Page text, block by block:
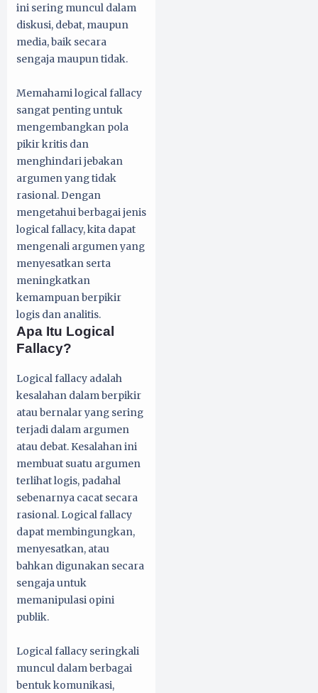
ini sering muncul dalam
diskusi, debat, maupun
media, baik secara
sengaja maupun tidak.
Memahami logical fallacy
sangat penting untuk
mengembangkan pola
pikir kritis dan
menghindari jebakan
argumen yang tidak
rasional. Dengan
mengetahui berbagai jenis
logical fallacy, kita dapat
mengenali argumen yang
menyesatkan serta
meningkatkan
kemampuan berpikir
logis dan analitis.
Apa Itu Logical
Fallacy?
Logical fallacy adalah
kesalahan dalam berpikir
atau bernalar yang sering
terjadi dalam argumen
atau debat. Kesalahan ini
membuat suatu argumen
terlihat logis, padahal
sebenarnya cacat secara
rasional. Logical fallacy
dapat membingungkan,
menyesatkan, atau
bahkan digunakan secara
sengaja untuk
memanipulasi opini
publik.
Logical fallacy seringkali
muncul dalam berbagai
bentuk komunikasi,